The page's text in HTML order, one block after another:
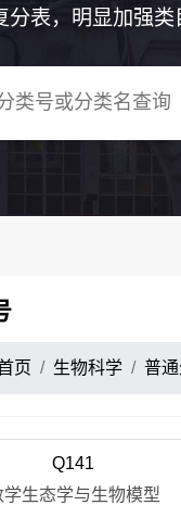
分表，明显加强类
页 生物科学 普
Q141
学生态学与生物模型